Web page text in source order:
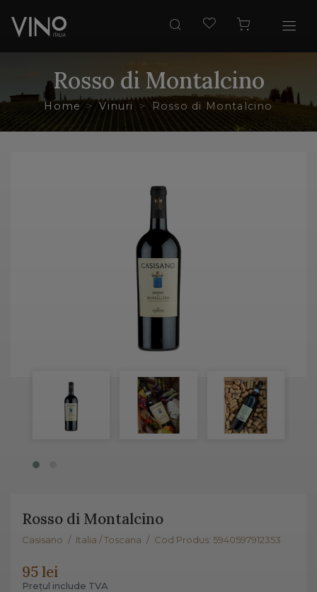
Rosso di Montalcino
Home Vinuri Rosso di Montalcino
Rosso di Montalcino
Casisano / Italia / Toscana / Cod Produs: 5940597912353
95 lei
Prețul include TVA